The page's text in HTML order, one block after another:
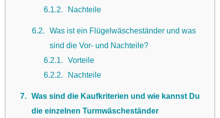
6.1.2
Nachteile
6.2
Was ist ein Flügelwäscheständer und was
sind die Vor- und Nachteile?
6.2.1
Vorteile
6.2.2
Nachteile
7
Was sind die Kaufkriterien und wie kannst Du
die einzelnen Turmwäscheständer